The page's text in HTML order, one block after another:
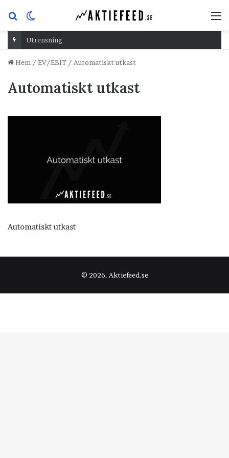
Sök
efterskin
Utrensning
Hem / EV/EBIT / Automatiskt utkast
Automatiskt utkast
Automatiskt utkast
© 2026, Aktiefeed.se